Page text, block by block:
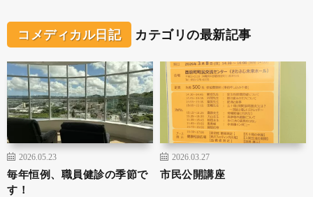
コメディカル日記 カテゴリの最新記事
2026.05.23
毎年恒例、職員健診の季節で
す！
2026.03.27
市民公開講座